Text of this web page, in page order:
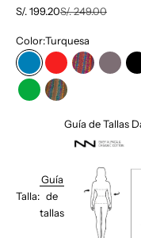
Precio de oferta
S/. 199.20Precio normal
S/. 249.00
Color:Turquesa
Turquesa
Rojo BarnieGris
VerdeArena Medio
Talla:
Guía
de
tallas
Guía de Tallas